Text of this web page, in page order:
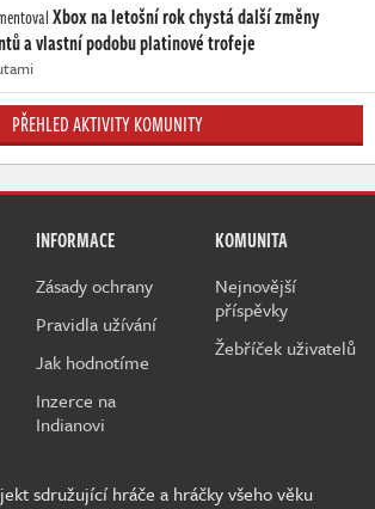
Xbox na letošní rok chystá další změny
a vlastní podobu platinové trofeje
PŘEHLED AKTIVITY KOMUNITY
INFORMACE
Zásady ochrany
Pravidla užívání
Jak hodnotíme
Inzerce na
Indianovi
KOMUNITA
Nejnovější
příspěvky
Žebříček uživatelů
sdružující hráče a hráčky všeho věku